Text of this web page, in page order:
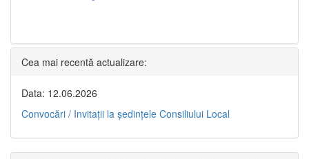
Cea mai recentă actualizare:
Data: 12.06.2026
Convocări / Invitaţii la şedinţele Consiliului Local